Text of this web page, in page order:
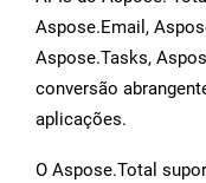
Aspose.Email,
Aspose.Tasks,
conversão
aplicações.
O Aspose.Total